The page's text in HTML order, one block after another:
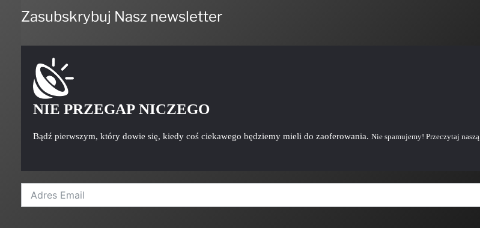
Zasubskrybuj Nasz newsletter
NIE PRZEGAP NICZEGO
Bądź pierwszym, który dowie się, kiedy coś ciekawego będziemy mieli do zaoferowania. Nie spamujemy! Przeczytaj naszą